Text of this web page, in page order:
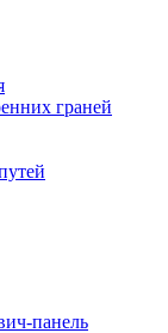
граней
панель